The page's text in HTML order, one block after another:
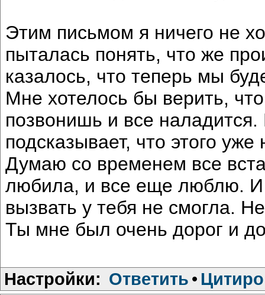
Этим письмом я ничего не
пыталась понять, что же
казалось, что теперь мы
Мне хотелось бы верить,
позвонишь и все
подсказывает, что этого уже
Думаю со временем все
любила, и все еще люблю. И
вызвать у тебя не смогла.
Ты мне был очень дорог и
Настройки: Ответить •